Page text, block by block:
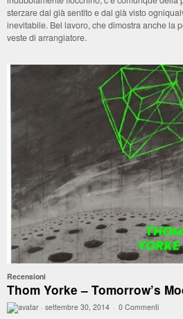
sterzare dal già sentito e dal già visto
inevitabile. Bel lavoro, che dimostra anche la
veste di arrangiatore.
Recensioni
Thom Yorke – Tomorrow’s
· settembre 30, 2014 · 0 Commenti ·